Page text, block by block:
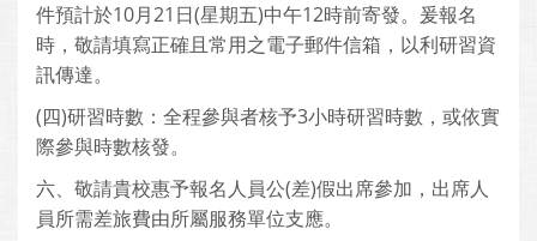
件預計於10月21日(星期五)中午12時前寄發。爰報名
時，敬請填寫正確且常用之電子郵件信箱，以利研習資
訊傳達。
(四)研習時數：全程參與者核予3小時研習時數，或依實
際參與時數核發。
六、敬請貴校惠予報名人員公(差)假出席參加，出席人
員所需差旅費由所屬服務單位支應。